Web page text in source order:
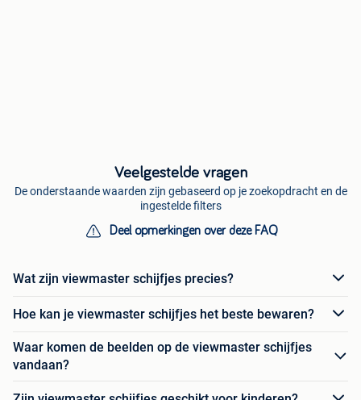
Veelgestelde vragen
De onderstaande waarden zijn gebaseerd op je zoekopdracht en de
ingestelde filters
Deel opmerkingen over deze FAQ
Wat zijn viewmaster schijfjes precies?
Hoe kan je viewmaster schijfjes het beste bewaren?
Waar komen de beelden op de viewmaster schijfjes
vandaan?